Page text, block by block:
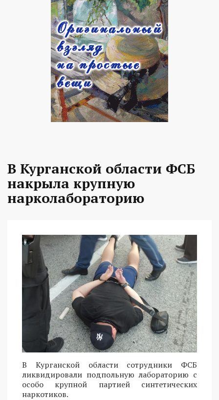
В Курганской области ФСБ
накрыла крупную
нарколабораторию
В Курганской области сотрудники ФСБ
ликвидировали подпольную лабораторию с
особо крупной партией синтетических
наркотиков.